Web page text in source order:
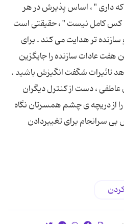
داری " ، اساس پذیرش در هر
کس کامل نیست " ، حقیقتی است
تر هدایت می کند . برای
هفت عادات سازنده را جایگزین
تاثیرات شگفت انگیزش باشید .
، دست از کنترل دیگران
از دریچه ی چشم همسرتان نگاه
سرانجام برای تغییردادن